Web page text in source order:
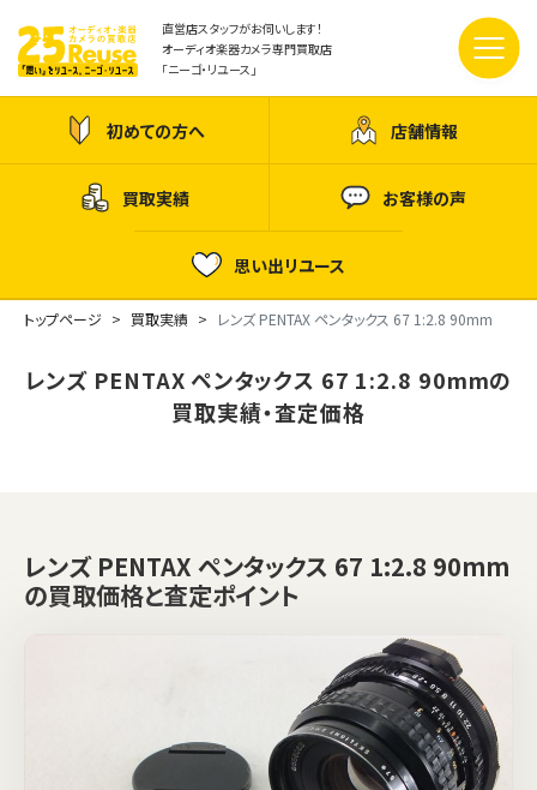
直営店スタッフがお伺いします！
オーディオ楽器カメラ専門買取店
「ニーゴ・リユース」
初めての方へ 店舗情報
買取実績 お客様の声
思い出リユース
トップページ 買取実績 レンズ PENTAX ペンタックス 67 1:2.8 90mm
レンズ PENTAX ペンタックス 67 1:2.8 90mmの
買取実績・査定価格
レンズ PENTAX ペンタックス 67 1:2.8 90mm
の買取価格と査定ポイント